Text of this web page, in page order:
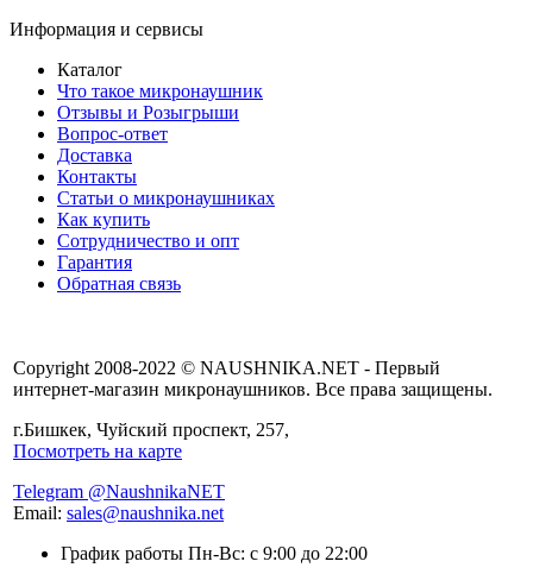
Информация и сервисы
Каталог
Что такое микронаушник
Отзывы и Розыгрыши
Вопрос-ответ
Доставка
Контакты
Статьи о микронаушниках
Как купить
Сотрудничество и опт
Гарантия
Обратная связь
Copyright 2008-2022 © NAUSHNIKA.NET - Первый
интернет-магазин микронаушников. Все права защищены.
г.Бишкек, Чуйский проспект, 257,
Посмотреть на карте
Telegram @NaushnikaNET
Email: sales@naushnika.net
График работы Пн-Вс: с 9:00 до 22:00